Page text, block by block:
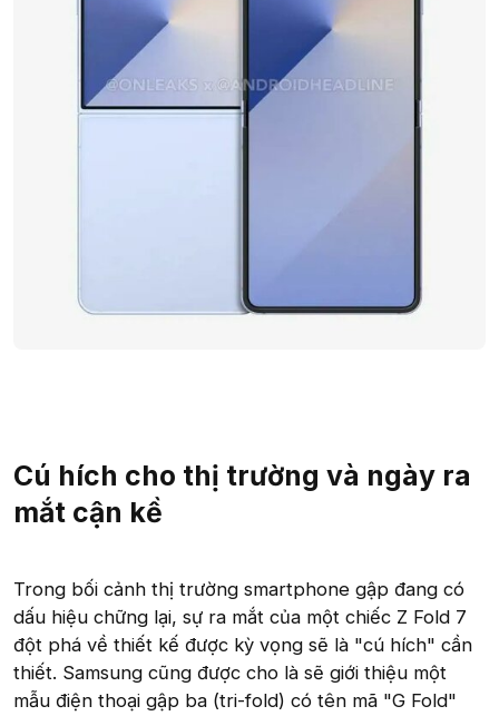
Cú hích cho thị trường và ngày ra
mắt cận kề
Trong bối cảnh thị trường smartphone gập đang có
dấu hiệu chững lại, sự ra mắt của một chiếc Z Fold 7
đột phá về thiết kế được kỳ vọng sẽ là "cú hích" cần
thiết. Samsung cũng được cho là sẽ giới thiệu một
mẫu điện thoại gập ba (tri-fold) có tên mã "G Fold"